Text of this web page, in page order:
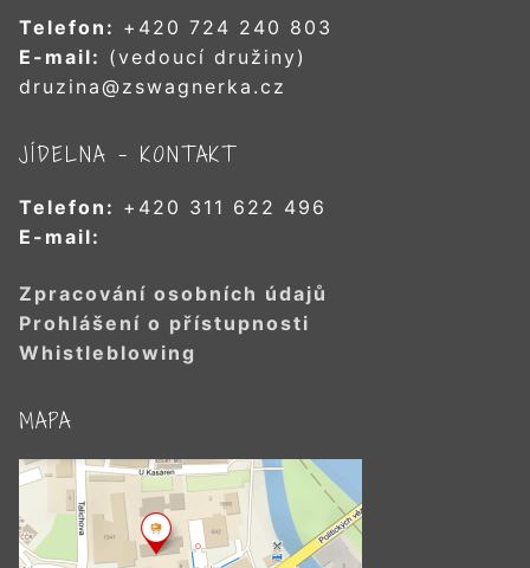
Telefon: +420 724 240 803
E-mail: (vedoucí družiny)
druzina@zswagnerka.cz
JÍDELNA – KONTAKT
Telefon: +420 311 622 496
E-mail:
Zpracování osobních údajů
Prohlášení o přístupnosti
Whistleblowing
MAPA